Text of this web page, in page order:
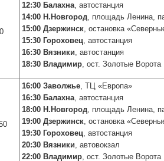
12:30 Балахна, автостанция
14:00 Н.Новгород, площадь Ленина,
15:00 Дзержинск, остановка
15:30 Гороховец, автостанция
16:30 Вязники, автостанция
18:30 Владимир, ост. Золотые Ворота
16:00 Заволжье, ТЦ «Европа»
16:30 Балахна, автостанция
18:00 Н.Новгород, площадь Ленина,
19:00 Дзержинск, остановка
19:30 Гороховец, автостанция
20:30 Вязники, автовокзал
22:00 Владимир, ост. Золотые Ворота